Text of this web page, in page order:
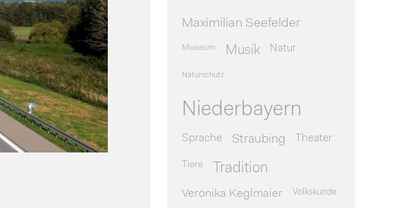
Maximilian Seefelder
Museum Musik Natur
Naturschutz
Niederbayern
Sprache Straubing Theater
Tiere Tradition
Veronika Keglmaier Volkskunde